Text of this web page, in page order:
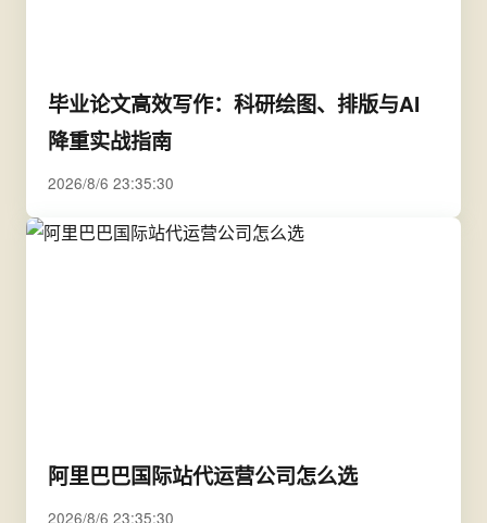
毕业论文高效写作：科研绘图、排版与AI
降重实战指南
2026/8/6 23:35:30
阿里巴巴国际站代运营公司怎么选
2026/8/6 23:35:30